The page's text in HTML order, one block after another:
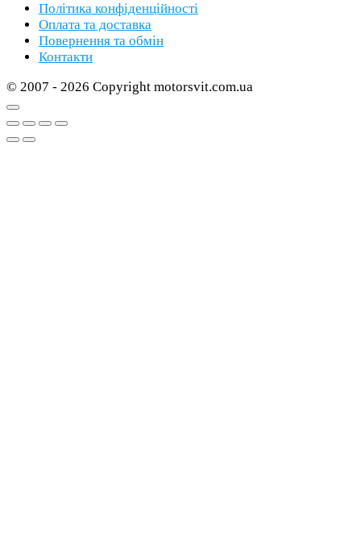
Політика конфіденційності
Оплата та доставка
Повернення та обмін
Контакти
© 2007 - 2026 Copyright motorsvit.com.ua